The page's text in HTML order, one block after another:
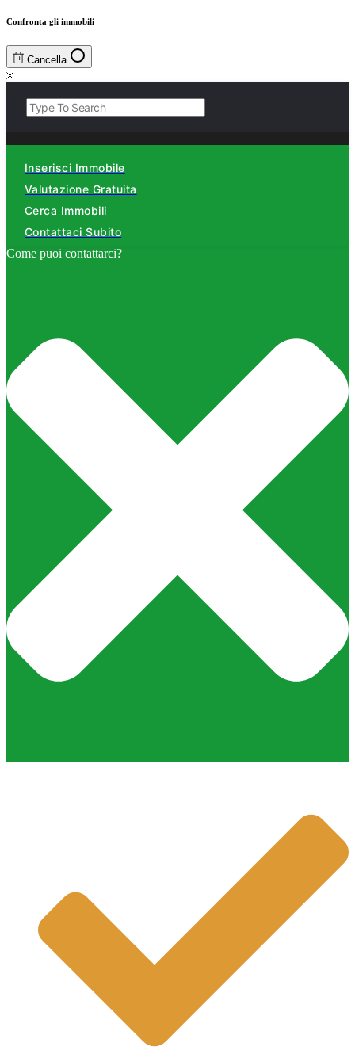
Confronta gli immobili
Cancella
Inserisci Immobile
Valutazione Gratuita
Cerca Immobili
Contattaci Subito
Come puoi contattarci?